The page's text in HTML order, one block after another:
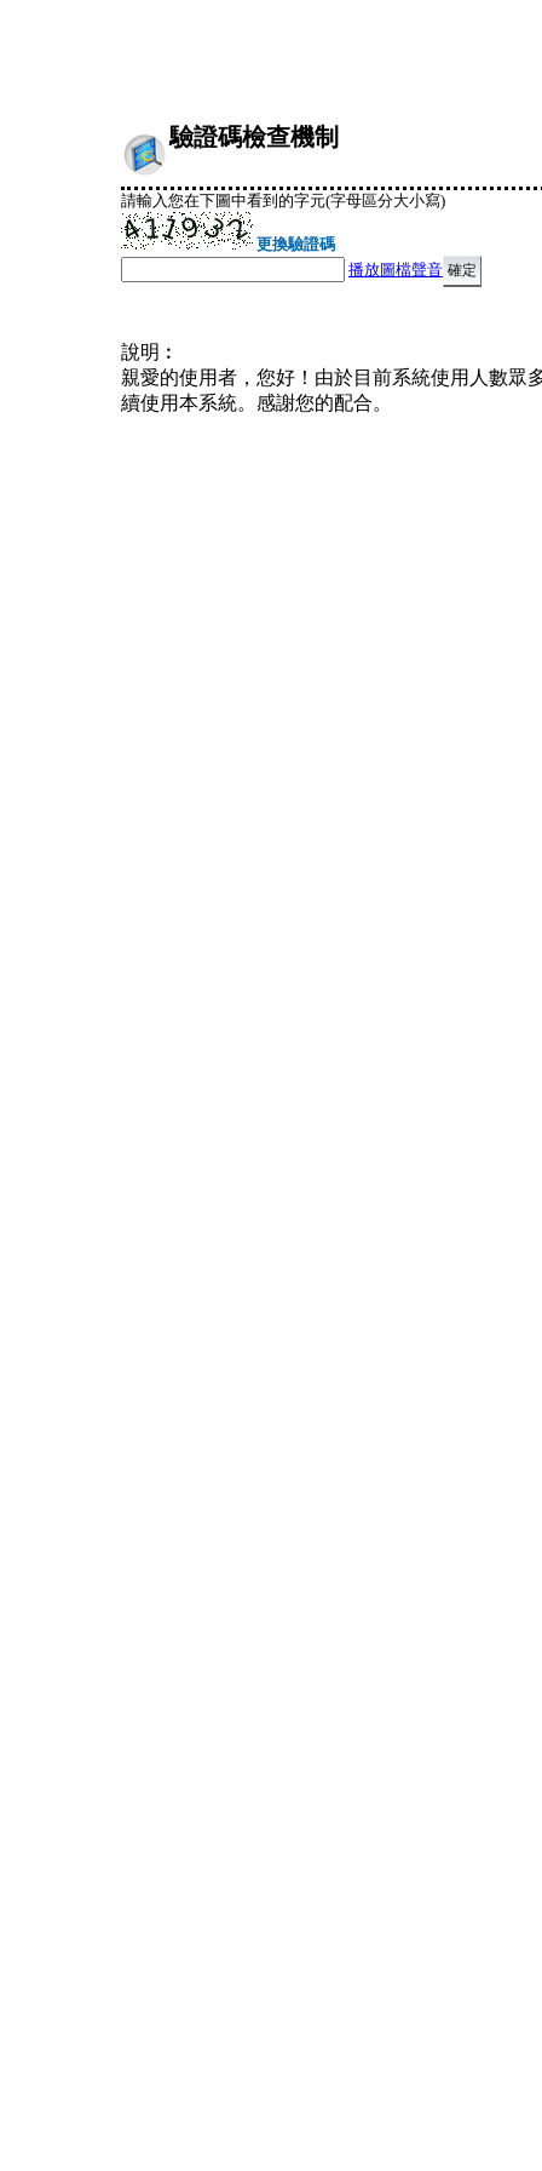
驗證碼檢查機制
請輸入您在下圖中看到的字元(字母區分大小寫)
更換驗證碼
播放圖檔聲音
說明︰
親愛的使用者，您好！由於目前系統使用人數眾
續使用本系統。感謝您的配合。